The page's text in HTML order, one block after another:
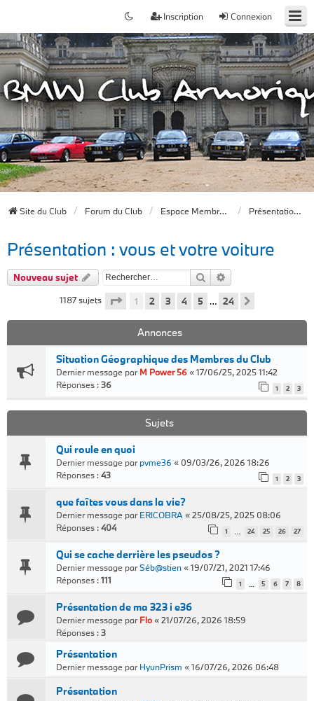
Connexion
Inscription
Site du Club Forum du Club Espace Membres du forum Présentation : vous et votre voiture
Présentation : vous et votre voiture
Nouveau sujet Rechercher
1187 sujets Page 1sur
1 2 3 4 5 … 24
Annonces
Situation Géographique des Membres du Club
Dernier message parM Power 56«17/06/25, 2025 11:42
Réponses :36 1 2 3
Sujets
Qui roule en quoi
Dernier message parpvme36 « 09/03/26, 2026 18:26
Réponses :43 1 2 3
que faîtes vous dans la vie?
Dernier message parERICOBRA «25/08/25, 2025 08:06
Réponses :404 1 … 24 25 26 27
Qui se cache derrière les pseudos ?
Dernier message parSéb@stien«19/07/21, 2021 17:46
Réponses :111 1 … 5 6 7 8
Présentation de ma 323 i e36
Dernier message parFlo«21/07/26, 2026 18:59
Réponses :3
Présentation
Dernier message parHyunPrism «16/07/26, 2026 06:48
Présentation